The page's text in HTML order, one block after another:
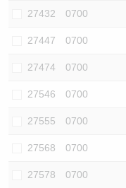
27432 0700
27447 0700
27474 0700
27546 0700
27555 0700
27568 0700
27578 0700